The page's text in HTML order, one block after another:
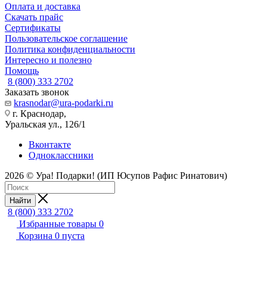
Оплата и доставка
Скачать прайс
Сертификаты
Пользовательское соглашение
Политика конфиденциальности
Интересно и полезно
Помощь
8 (800) 333 2702
Заказать звонок
krasnodar@ura-podarki.ru
г. Краснодар,
Уральская ул., 126/1
Вконтакте
Одноклассники
2026 © Ура! Подарки! (ИП Юсупов Рафис Ринатович)
Найти
8 (800) 333 2702
Избранные товары 0
Корзина 0 пуста